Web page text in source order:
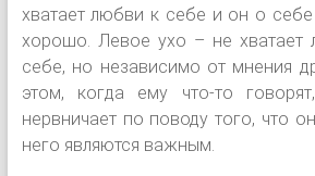
хватает любви к себе и он о
хорошо. Левое ухо – не хватает
себе, но независимо от мнения
этом, когда ему что-то
нервничает по поводу того, что
него являются важным.